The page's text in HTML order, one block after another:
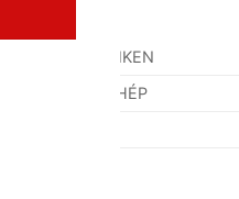
NIKEN
THÉP